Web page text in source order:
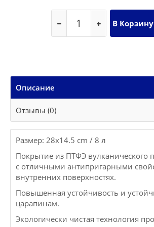
Описание
Отзывы (0)
Размер: 28x14.5 cm / 8 л
Покрытие из ПТФЭ вулканического
с отличными антипригарными
внутренних поверхностях.
Повышенная устойчивость и
царапинам.
Экологически чистая технология